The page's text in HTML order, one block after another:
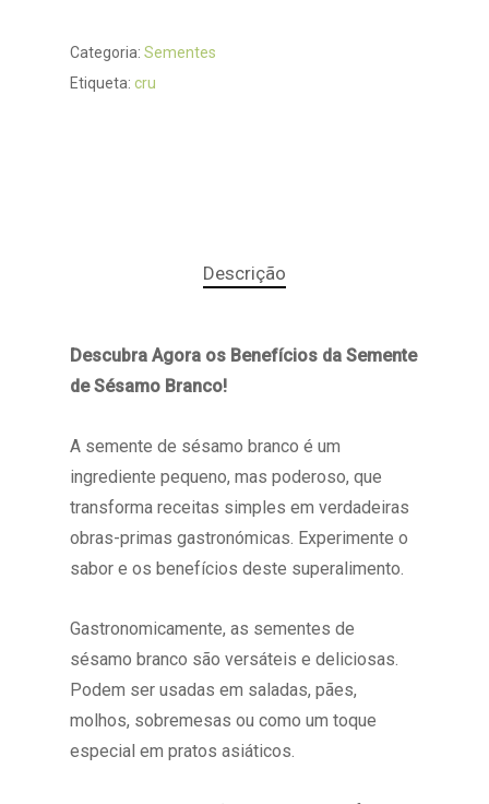
Categoria: Sementes
Etiqueta: cru
Descrição
Descubra Agora os Benefícios da Semente
de Sésamo Branco!
A semente de sésamo branco é um
ingrediente pequeno, mas poderoso, que
transforma receitas simples em verdadeiras
obras-primas gastronómicas. Experimente o
sabor e os benefícios deste superalimento.
Gastronomicamente, as sementes de
sésamo branco são versáteis e deliciosas.
Podem ser usadas em saladas, pães,
molhos, sobremesas ou como um toque
especial em pratos asiáticos.